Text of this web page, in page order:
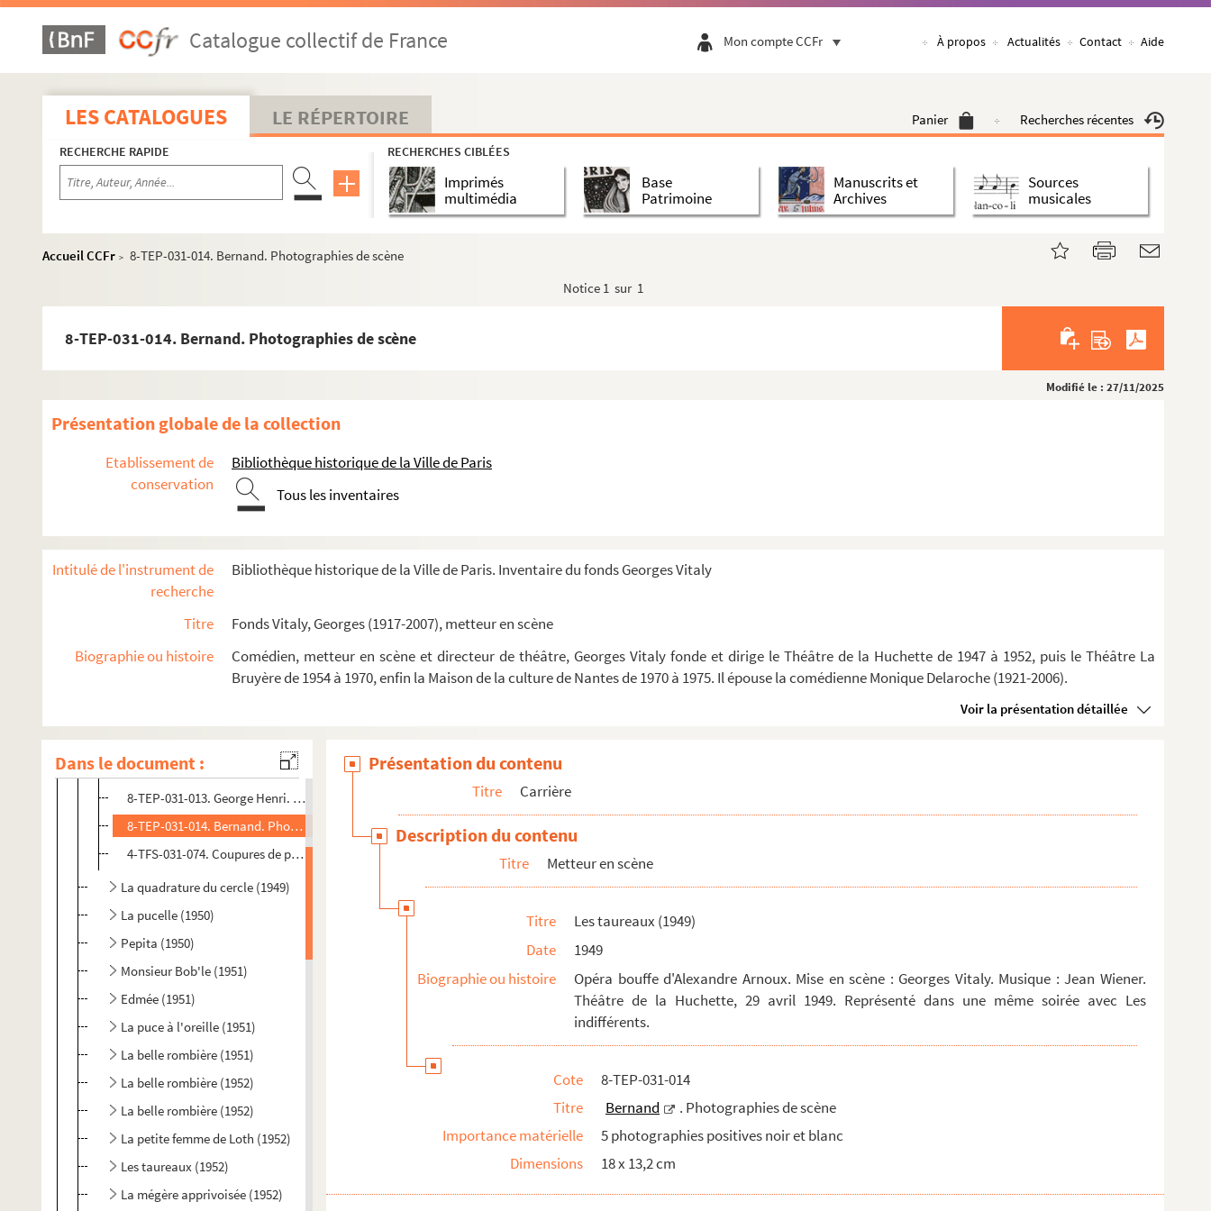
Catalogue collectif de France Mon compte CCFr À propos Actualités Contact Aide
LES CATALOGUES LE RÉPERTOIRE Panier Recherches récentes
RECHERCHE RAPIDE RECHERCHES CIBLÉES
Imprimés
multimédia
Base
Patrimoine
Manuscrits et
Archives
Sources
musicales
Accueil CCFr > 8-TEP-031-014. Bernand. Photographies de scène
Notice 1 sur 1
8-TEP-031-014. Bernand. Photographies de scène
Modifié le : 27/11/2025
Présentation globale de la collection
Etablissement de
conservation
Bibliothèque historique de la Ville de Paris
Tous les inventaires
Intitulé de l'instrument de
recherche
Bibliothèque historique de la Ville de Paris. Inventaire du fonds Georges Vitaly
Titre
Fonds Vitaly, Georges (1917-2007), metteur en scène
Biographie ou histoire
Comédien, metteur en scène et directeur de théâtre, Georges Vitaly fonde et dirige le Théâtre de la Huchette de 1947 à 1952, puis le Théâtre La
Bruyère de 1954 à 1970, enfin la Maison de la culture de Nantes de 1970 à 1975. Il épouse la comédienne Monique Delaroche (1921-2006).
Voir la présentation détaillée
Dans le document :
Acteur
Courteline Tchekhov (1945)
Les épiphanies (1947)
Le sang clos (1948)
La fête noire (1948)
Les indifférents (1949)
Les taureaux (1949)
8-TFS-031-047. Conduite de l'orchestre. 1
8-TFS-031-049. Petit taureau tranquille et toréador nerveux, dessin, décembre 1949
4-TFS-031-073. Hugo Cleis. Dessin
8-TEP-031-013. George Henri. Photographies de scène
8-TEP-031-014. Bernand. Photographies de scène
4-TFS-031-074. Coupures de presse, concernant également Les indifférents
La quadrature du cercle (1949)
La pucelle (1950)
Pepita (1950)
Monsieur Bob'le (1951)
Edmée (1951)
La puce à l'oreille (1951)
La belle rombière (1951)
La belle rombière (1952)
La belle rombière (1952)
La petite femme de Loth (1952)
Les taureaux (1952)
La mégère apprivoisée (1952)
Présentation du contenu
Titre Carrière
Description du contenu
Titre Metteur en scène
Titre
Les taureaux (1949)
Date
1949
Biographie ou histoire
Opéra bouffe d'Alexandre Arnoux. Mise en scène : Georges Vitaly. Musique : Jean Wiener.
Théâtre de la Huchette, 29 avril 1949. Représenté dans une même soirée avec Les
indifférents.
Cote
8-TEP-031-014
Titre
Bernand
. Photographies de scène
Importance matérielle
5 photographies positives noir et blanc
Dimensions
18 x 13,2 cm